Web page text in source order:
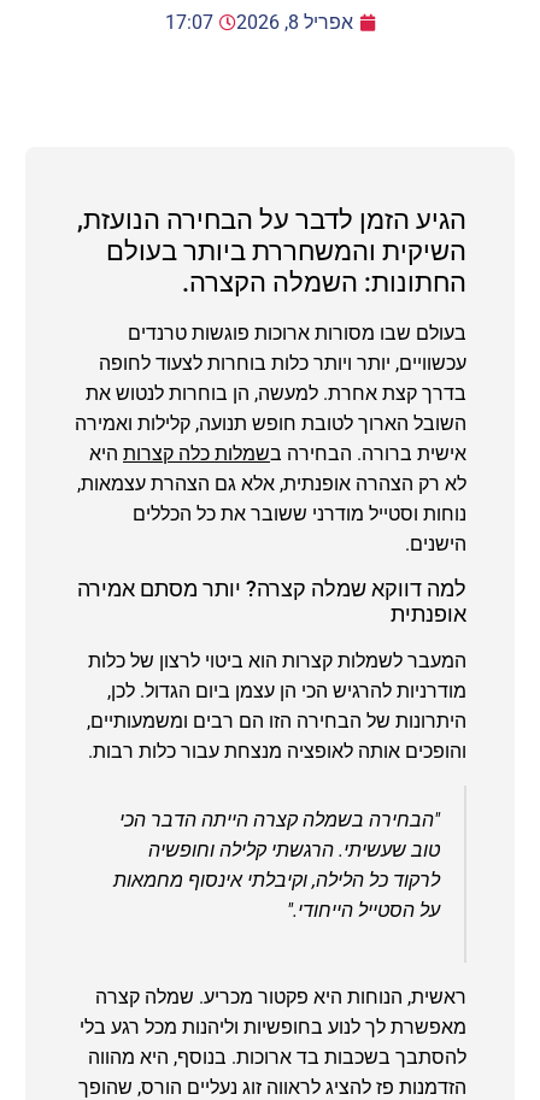
אפריל 8, 2026 17:07
הגיע הזמן לדבר על הבחירה הנועזת,
השיקית והמשחררת ביותר בעולם
החתונות: השמלה הקצרה.
בעולם שבו מסורות ארוכות פוגשות טרנדים
עכשוויים, יותר ויותר כלות בוחרות לצעוד לחופה
בדרך קצת אחרת. למעשה, הן בוחרות לנטוש את
השובל הארוך לטובת חופש תנועה, קלילות ואמירה
אישית ברורה. הבחירה בשמלות כלה קצרות היא
לא רק הצהרה אופנתית, אלא גם הצהרת עצמאות,
נוחות וסטייל מודרני ששובר את כל הכללים
הישנים.
למה דווקא שמלה קצרה? יותר מסתם אמירה
אופנתית
המעבר לשמלות קצרות הוא ביטוי לרצון של כלות
מודרניות להרגיש הכי הן עצמן ביום הגדול. לכן,
היתרונות של הבחירה הזו הם רבים ומשמעותיים,
והופכים אותה לאופציה מנצחת עבור כלות רבות.
"הבחירה בשמלה קצרה הייתה הדבר הכי
טוב שעשיתי. הרגשתי קלילה וחופשיה
לרקוד כל הלילה, וקיבלתי אינסוף מחמאות
על הסטייל הייחודי."
ראשית, הנוחות היא פקטור מכריע. שמלה קצרה
מאפשרת לך לנוע בחופשיות וליהנות מכל רגע בלי
להסתבך בשכבות בד ארוכות. בנוסף, היא מהווה
הזדמנות פז להציג לראווה זוג נעליים הורס, שהופך